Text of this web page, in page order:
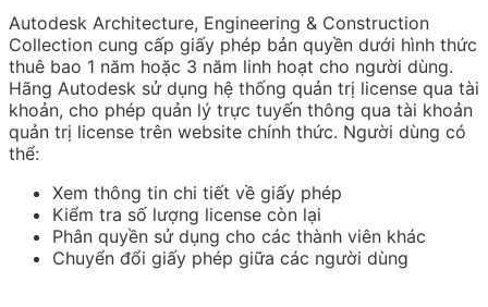
Autodesk Architecture, Engineering & Construction
Collection cung cấp giấy phép bản quyền dưới hình thức
thuê bao 1 năm hoặc 3 năm linh hoạt cho người dùng.
Hãng Autodesk sử dụng hệ thống quản trị license qua tài
khoản, cho phép quản lý trực tuyến thông qua tài khoản
quản trị license trên website chính thức. Người dùng có
thể:
Xem thông tin chi tiết về giấy phép
Kiểm tra số lượng license còn lại
Phân quyền sử dụng cho các thành viên khác
Chuyển đổi giấy phép giữa các người dùng